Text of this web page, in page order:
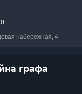
набережная, 4
графа